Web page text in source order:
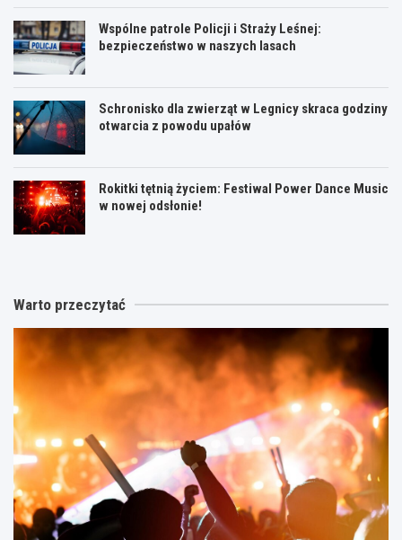
Wspólne patrole Policji i Straży Leśnej:
bezpieczeństwo w naszych lasach
Schronisko dla zwierząt w Legnicy skraca godziny
otwarcia z powodu upałów
Rokitki tętnią życiem: Festiwal Power Dance Music
w nowej odsłonie!
Warto przeczytać